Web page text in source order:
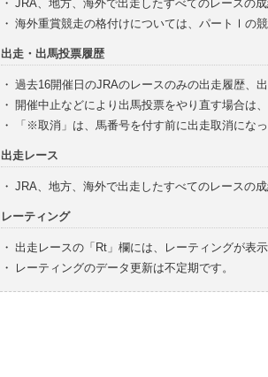
・ JRA、地方、海外で出走したすべてのレースの
・ 海外重賞競走の格付けについては、パートⅠの
出走・出馬投票履歴
・ 過去16開催日のJRAのレースのみの出走履歴、
・ 開催中止などにより出馬投票をやり直す場合は
・
「※取消」は、馬番号を付す前に出走取消にな
出走レース
・ JRA、地方、海外で出走したすべてのレースの
レーティング
・ 出走レースの「Rt」欄には、レーティングが表
・
レーティングのデータ更新は不定期です。